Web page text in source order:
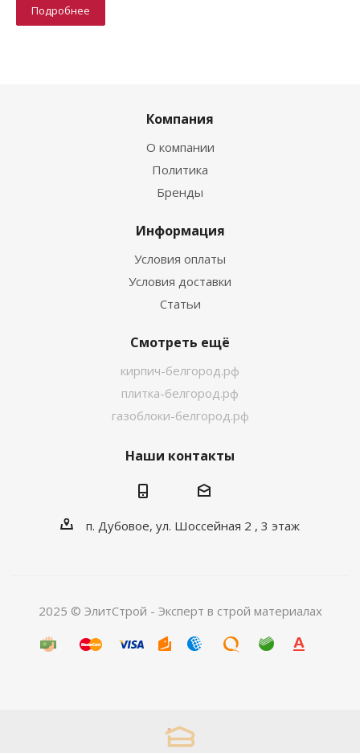
Подробнее
Компания
О компании
Политика
Бренды
Информация
Условия оплаты
Условия доставки
Статьи
Смотреть ещё
кирпич-белгород.рф
плитка-белгород.рф
газоблоки-белгород.рф
Наши контакты
п. Дубовое, ул. Шоссейная 2 , 3 этаж
2025 © ЭлитСтрой - Эксперт в строй материалах